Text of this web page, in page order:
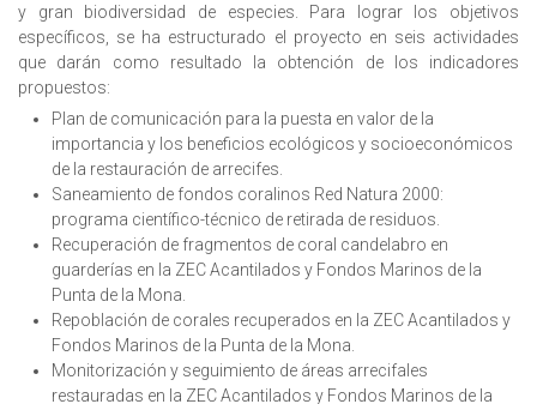
y gran biodiversidad de especies. Para lograr los objetivos
específicos, se ha estructurado el proyecto en seis actividades
que darán como resultado la obtención de los indicadores
propuestos:
Plan de comunicación para la puesta en valor de la
importancia y los beneficios ecológicos y socioeconómicos
de la restauración de arrecifes.
Saneamiento de fondos coralinos Red Natura 2000:
programa científico-técnico de retirada de residuos.
Recuperación de fragmentos de coral candelabro en
guarderías en la ZEC Acantilados y Fondos Marinos de la
Punta de la Mona.
Repoblación de corales recuperados en la ZEC Acantilados y
Fondos Marinos de la Punta de la Mona.
Monitorización y seguimiento de áreas arrecifales
restauradas en la ZEC Acantilados y Fondos Marinos de la